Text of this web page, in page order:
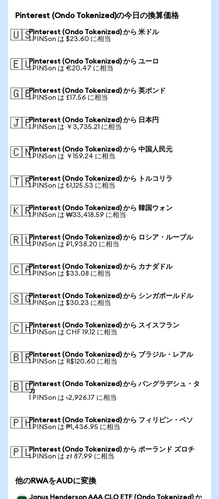
Pinterest (Ondo Tokenized)の今日の換算価格
🇺🇸Pinterest (Ondo Tokenized) から 米ドル
1 PINSon は $23.60 に相当
🇪🇺Pinterest (Ondo Tokenized) から ユーロ
1 PINSon は €20.47 に相当
🇬🇧Pinterest (Ondo Tokenized) から 英ポンド
1 PINSon は £17.56 に相当
🇯🇵Pinterest (Ondo Tokenized) から 日本円
1 PINSon は ￥3,735.21 に相当
🇨🇳Pinterest (Ondo Tokenized) から 中国人民元
1 PINSon は ￥159.24 に相当
🇹🇷Pinterest (Ondo Tokenized) から トルコリラ
1 PINSon は ₺1,125.53 に相当
🇰🇷Pinterest (Ondo Tokenized) から 韓国ウォン
1 PINSon は ₩33,418.59 に相当
🇷🇺Pinterest (Ondo Tokenized) から ロシア・ルーブル
1 PINSon は ₽1,938.20 に相当
🇨🇦Pinterest (Ondo Tokenized) から カナダドル
1 PINSon は $33.08 に相当
🇸🇬Pinterest (Ondo Tokenized) から シンガポールドル
1 PINSon は $30.23 に相当
🇨🇭Pinterest (Ondo Tokenized) から スイスフラン
1 PINSon は CHF 19.12 に相当
🇧🇷Pinterest (Ondo Tokenized) から ブラジル・レアル
1 PINSon は R$120.60 に相当
🇧🇩Pinterest (Ondo Tokenized) から バングラデシュ・タ
カ
1 PINSon は ৳2,926.17 に相当
🇵🇭Pinterest (Ondo Tokenized) から フィリピン・ペソ
1 PINSon は ₱1,436.95 に相当
🇵🇱Pinterest (Ondo Tokenized) から ポーランド ズロチ
1 PINSon は zł 87.99 に相当
他のRWAをAUDに変換
Janus Henderson AAA CLO ETF (Ondo Tokenized) か